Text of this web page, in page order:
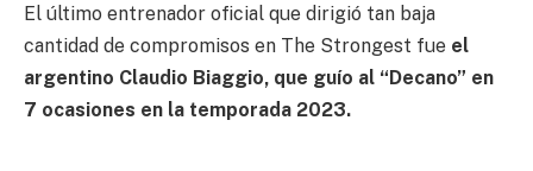
El último entrenador oficial que dirigió tan baja
cantidad de compromisos en The Strongest fue el
argentino Claudio Biaggio, que guío al “Decano” en
7 ocasiones en la temporada 2023.